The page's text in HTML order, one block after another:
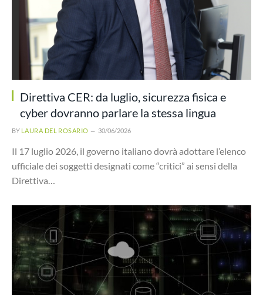
Direttiva CER: da luglio, sicurezza fisica e
cyber dovranno parlare la stessa lingua
BY LAURA DEL ROSARIO 30/06/2026
Il 17 luglio 2026, il governo italiano dovrà adottare l’elenco
ufficiale dei soggetti designati come “critici” ai sensi della
Direttiva…